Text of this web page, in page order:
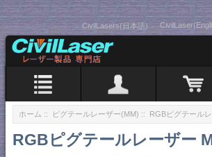
CivilLasers(日本語)
ホーム :: ピグテールレーザー(MM) :: RGBピグテール
RGBピグテールレーザー